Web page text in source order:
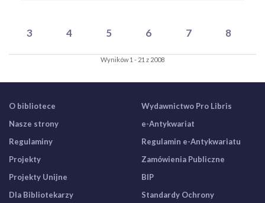
3 4 5 6 7 8
Wyników 1 - 21 z 2008
O bibliotece
Nasze strony
Regulaminy
Projekty
Projekty Unijne
Dla Bibliotekarzy
Wydawnictwo Pro Libris
e-Antykwariat
Regulamin e-Antykwariatu
Zamówienia Publiczne
BIP
Standardy Ochrony